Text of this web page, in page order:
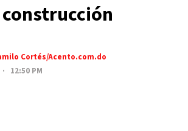
Cortés/Acento.com.do
12:50 PM